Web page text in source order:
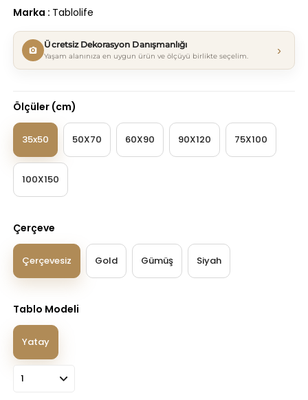
Marka : Tablolife
Ücretsiz Dekorasyon Danışmanlığı
Yaşam alanınıza en uygun ürün ve ölçüyü birlikte seçelim. ›
Ölçüler (cm)
35x50 50X70 60X90 90X120 75X100
100X150
Çerçeve
Çerçevesiz Gold Gümüş Siyah
Tablo Modeli
Yatay